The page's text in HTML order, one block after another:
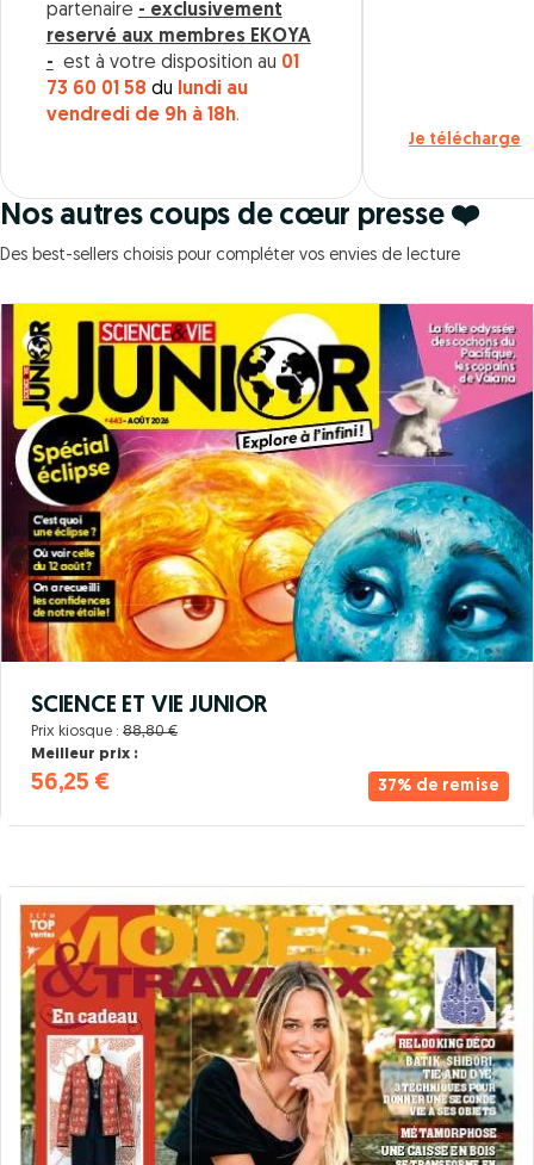
partenaire - exclusivement
reservé aux membres EKOYA
- est à votre disposition au 01
73 60 01 58 du
lundi au
vendredi de 9h à 18h.
Je télécharge
Nos autres coups de cœur presse ❤️
Des best-sellers choisis pour compléter vos envies de lecture
37% de remise
SCIENCE ET VIE JUNIOR
Prix kiosque : 88,80 €
Meilleur prix :
56,25 €